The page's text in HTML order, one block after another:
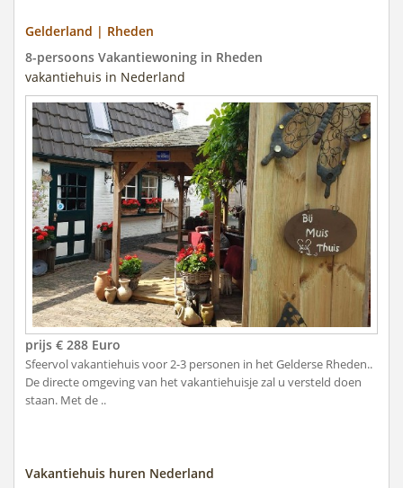
Gelderland | Rheden
8-persoons Vakantiewoning in Rheden
vakantiehuis in Nederland
prijs € 288 Euro
Sfeervol vakantiehuis voor 2-3 personen in het Gelderse Rheden..
De directe omgeving van het vakantiehuisje zal u versteld doen
staan. Met de ..
Vakantiehuis huren Nederland